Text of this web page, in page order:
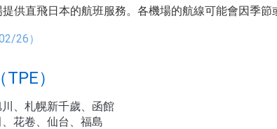
供直飛日本的航班服務。各機場的航線可能會因季節
26）
（TPE）
、札幌新千歲、函館
花卷、仙台、福島